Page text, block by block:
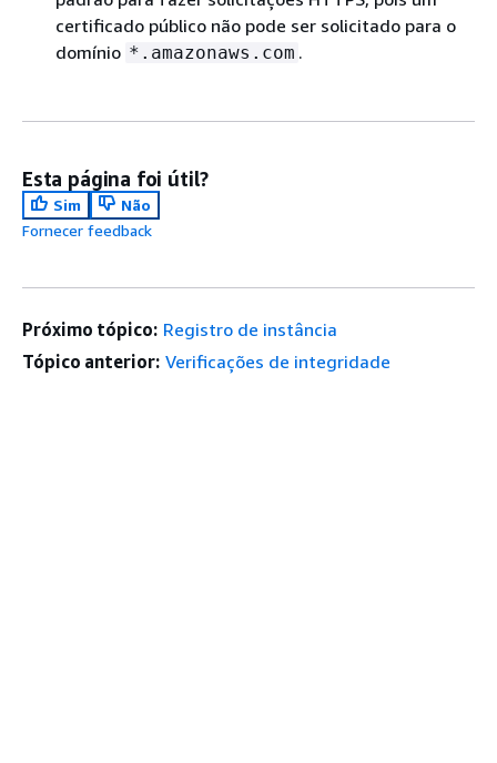
certificado público não pode ser solicitado para o
domínio *.amazonaws.com .
Esta página foi útil?
Sim
Não
Fornecer feedback
Próximo tópico: Registro de instância
Tópico anterior: Verificações de integridade